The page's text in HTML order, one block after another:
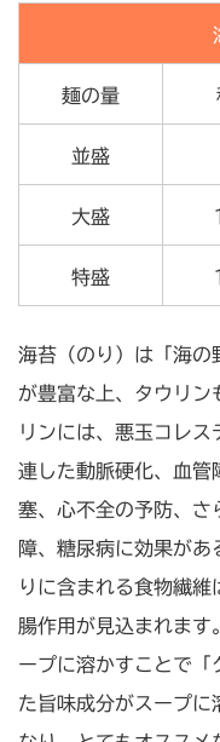
麺の量
並盛
大盛
特盛
海苔（のり）は「海の
が豊富な上、タウリン
リンには、悪玉コレ
連した動脈硬化、血管
塞、心不全の予防、さ
障、糖尿病に効果が
りに含まれる食物繊
腸作用が見込まれます
ープに溶かすことで「
た旨味成分がスープに